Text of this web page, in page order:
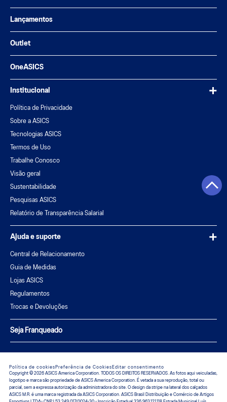
Lançamentos
Outlet
OneASICS
Institucional
Política de Privacidade
Sobre a ASICS
Tecnologias ASICS
Termos de Uso
Trabalhe Conosco
Visão geral
Sustentabilidade
Pesquisas ASICS
Relatório de Transparência Salarial
Ajuda e suporte
Central de Relacionamento
Guia de Medidas
Lojas ASICS
Regulamentos
Trocas e Devoluções
Seja Franqueado
Política de cookies Preferência de Cookies Editar consentimento
Copyright © 2026 ASICS America Corporation. TODOS OS DIREITOS RESERVADOS. As fotos aqui veiculadas,
logotipo e marca são propriedade de ASICS America Corporation. É vetada a sua reprodução, total ou
parcial, sem a expressa autorização da administradora do site. O design da stripe na lateral dos calçados
ASICS M.R. é uma marca registrada da ASICS Corporation. ASICS Brasil Distribuição e Comércio de Artigos